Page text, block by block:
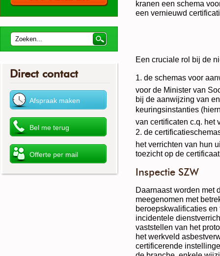
kranen een schema
een vernieuwd
Een cruciale rol bij de
1. de schemas voor
voor de Minister van
bij de aanwijzing van
keuringsinstanties
van certificaten c.q. het
2. de
het verrichten van hun
toezicht op de
Inspectie SZW
Daarnaast worden met
meegenomen met
beroepskwalificaties
incidentele
vaststellen van het
het werkveld
certificerende
Direct contact